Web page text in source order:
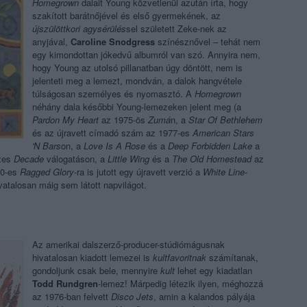
szakított barátnőjével és első gyermekének, az
újszülöttkori agysérüléssel született Zeke-nek az
anyjával, Caroline Snodgress színésznővel – tehát nem
egy kimondottan jókedvű albumról van szó. Annyira nem,
hogy Young az utolsó pillanatban úgy döntött, nem is
jelenteti meg a lemezt, mondván, a dalok hangvétele
túlságosan személyes és nyomasztó. A Homegrown
néhány dala későbbi Young-lemezeken jelent meg (a
Pardon My Heart az 1975-ös Zumán, a Star Of Bethlehem
és az újravett címadó szám az 1977-es American Stars
'N Barson, a Love Is A Rose és a Deep Forbidden Lake a
Decade válogatáson, a Little Wing és a The Old Homesteadaz
es Ragged Glory-ra is jutott egy újravett verzió a White Line-
máig sem látott napvilágot.
Az amerikai dalszerző-producer-stúdiómágusnak
hivatalosan kiadott lemezei is kultfavoritnak számítanak,
gondoljunk csak bele, mennyire kult lehet egy kiadatlan
Todd Rundgren-lemez! Márpedig létezik ilyen, méghozzá
az 1976-ban felvett Disco Jets, amin a kalandos pályája